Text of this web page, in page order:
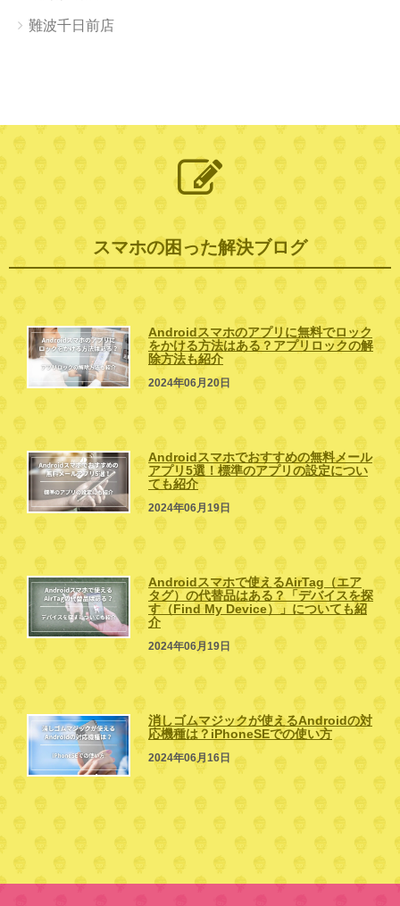
難波千日前店
スマホの困った解決ブログ
Androidスマホのアプリに無料でロック
をかける方法はある？アプリロックの解
除方法も紹介
2024年06月20日
Androidスマホでおすすめの無料メール
アプリ5選！標準のアプリの設定につい
ても紹介
2024年06月19日
Androidスマホで使えるAirTag（エア
タグ）の代替品はある？「デバイスを探
す（Find My Device）」についても紹
介
2024年06月19日
消しゴムマジックが使えるAndroidの対
応機種は？iPhoneSEでの使い方
2024年06月16日